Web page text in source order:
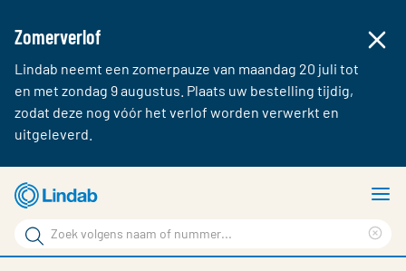
Zomerverlof
Lindab neemt een zomerpauze van maandag 20 juli tot
en met zondag 9 augustus. Plaats uw bestelling tijdig,
zodat deze nog vóór het verlof worden verwerkt en
uitgeleverd.
naar
hoofdinhoud
Zoek
Zoek